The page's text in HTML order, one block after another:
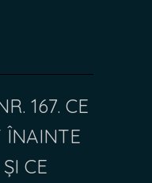
167. CE
ÎNAINTE
CE